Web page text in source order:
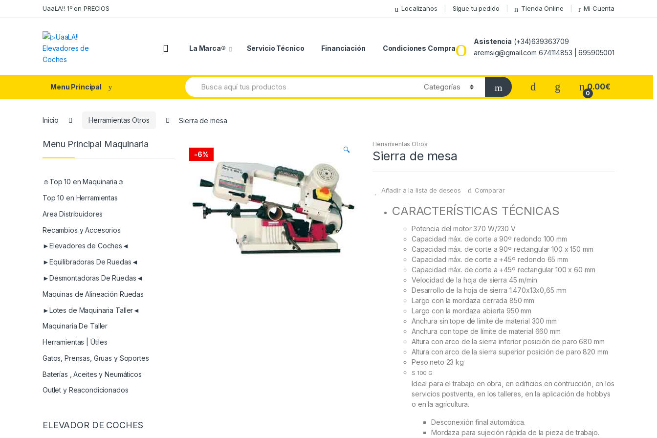
to
to
UaaLA!! 1º en PRECIOS Localizanos Sigue tu pedido Tienda Online Mi Cuenta
La Marca® Servicio Técnico Financiación Condiciones Compra
Asistencia (+34)639363709
aremsig@gmail.com 674114853 | 695905001
Menu Principal
Search
for:
0
0.00€
Inicio Herramientas Otros Sierra de mesa
-6%
🔍
Herramientas Otros
Sierra de mesa
Añadir a la lista de deseos Comparar
CARACTERÍSTICAS TÉCNICAS
Potencia del motor 370 W/230 V
Capacidad máx. de corte a 90º redondo 100 mm
Capacidad máx. de corte a 90º rectangular 100 x 150 mm
Capacidad máx. de corte a +45º redondo 65 mm
Capacidad máx. de corte a +45º rectangular 100 x 60 mm
Velocidad de la hoja de sierra 45 m/min
Desarrollo de la hoja de sierra 1.470x13x0,65 mm
Largo con la mordaza cerrada 850 mm
Largo con la mordaza abierta 950 mm
Anchura sin tope de límite de material 300 mm
Anchura con tope de límite de material 660 mm
Altura con arco de la sierra inferior posición de paro 680 mm
Altura con arco de la sierra superior posición de paro 820 mm
Peso neto 23 kg
S 100 G
Ideal para el trabajo en obra, en edificios en contrucción, en los
servicios postventa, en los talleres, en la aplicación de hobbys
o en la agricultura.
Desconexión final automática.
Mordaza para sujeción rápida de la pieza de trabajo.
Menu Principal Maquinaria
☺Top 10 en Maquinaria☺
Top 10 en Herramientas
Area Distribuidores
Recambios y Accesorios
►Elevadores de Coches◄
►Equilibradoras De Ruedas◄
►Desmontadoras De Ruedas◄
Maquinas de Alineación Ruedas
►Lotes de Maquinaria Taller◄
Maquinaria De Taller
Herramientas | Útiles
Gatos, Prensas, Gruas y Soportes
Baterías , Aceites y Neumáticos
Outlet y Reacondicionados
ELEVADOR DE COCHES